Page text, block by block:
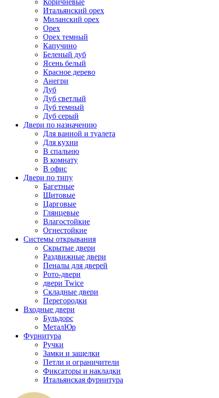
Коричневые
Итальянский орех
Миланский орех
Орех
Орех темный
Капучино
Беленый дуб
Ясень белый
Красное дерево
Анегри
Дуб
Дуб светлый
Дуб темный
Дуб серый
Двери по назначению
Для ванной и туалета
Для кухни
В спальню
В комнату
В офис
Двери по типу
Багетные
Щитовые
Царговые
Глянцевые
Влагостойкие
Огнестойкие
Системы открывания
Скрытые двери
Раздвижные двери
Пеналы для дверей
Рото-двери
двери Twice
Складные двери
Перегородки
Входные двери
Бульдорс
МеталЮр
Фурнитура
Ручки
Замки и защелки
Петли и ограничители
Фиксаторы и накладки
Итальянская фурнитура